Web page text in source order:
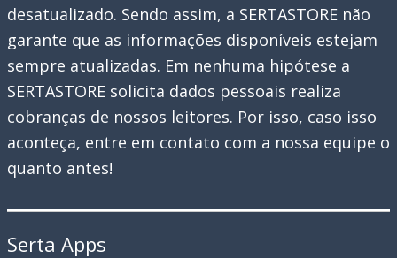
desatualizado. Sendo assim, a SERTASTORE não
garante que as informações disponíveis estejam
sempre atualizadas. Em nenhuma hipótese a
SERTASTORE solicita dados pessoais realiza
cobranças de nossos leitores. Por isso, caso isso
aconteça, entre em contato com a nossa equipe o
quanto antes!
Serta Apps